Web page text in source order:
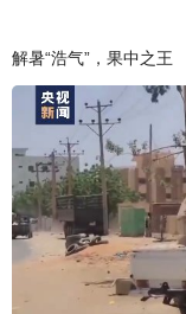
解暑“浩气”，果中之王